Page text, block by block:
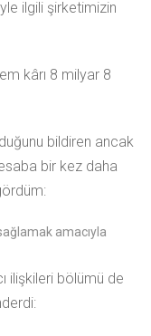
ilgili şirketimizin
kârı 8 milyar 8
bildiren ancak
bir kez daha
amacıyla
ilişkileri bölümü de